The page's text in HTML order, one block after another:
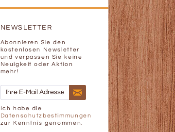
NEWSLETTER
Abonnieren Sie den
kostenlosen Newsletter
und verpassen Sie keine
Neuigkeit oder Aktion
mehr!
Ich habe die
Datenschutzbestimmungen
zur Kenntnis genommen.